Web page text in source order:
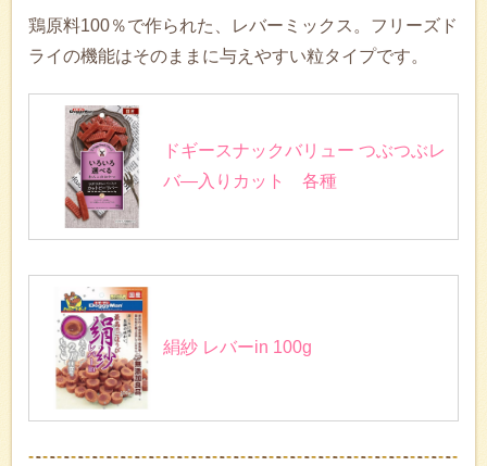
鶏原料100％で作られた、レバーミックス。フリーズド
ライの機能はそのままに与えやすい粒タイプです。
ドギースナックバリュー つぶつぶレ
バ―入りカット 各種
絹紗 レバーin 100g